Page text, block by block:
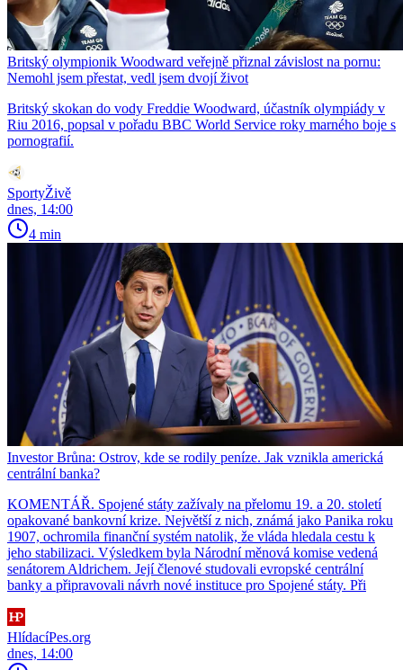
Britský olympionik Woodward veřejně přiznal závislost na pornu:
Nemohl jsem přestat, vedl jsem dvojí život
Britský skokan do vody Freddie Woodward, účastník olympiády v
Riu 2016, popsal v pořadu BBC World Service roky marného boje s
pornografií.
SportyŽivě
dnes, 14:00
4 min
Investor Brůna: Ostrov, kde se rodily peníze. Jak vznikla americká
centrální banka?
KOMENTÁŘ. Spojené státy zažívaly na přelomu 19. a 20. století
opakované bankovní krize. Největší z nich, známá jako Panika roku
1907, ochromila finanční systém natolik, že vláda hledala cestu k
jeho stabilizaci. Výsledkem byla Národní měnová komise vedená
senátorem Aldrichem. Její členové studovali evropské centrální
banky a připravovali návrh nové instituce pro Spojené státy. Při
HlídacíPes.org
dnes, 14:00